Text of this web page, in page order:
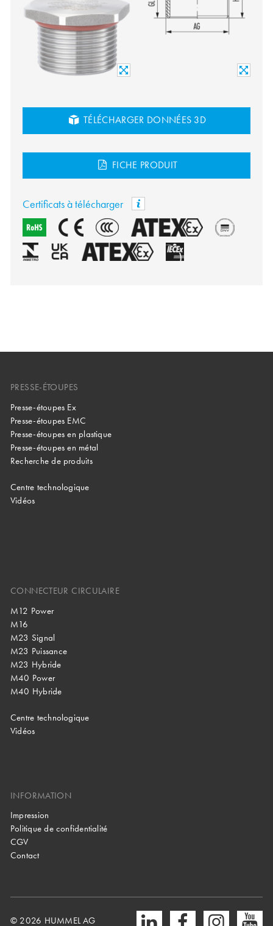
TÉLÉCHARGER DONNÉES 3D
FICHE PRODUIT
Certificats à télécharger
PRESSE-ÉTOUPES
Presse-étoupes Ex
Presse-étoupes EMC
Presse-étoupes en plastique
Presse-étoupes en métal
Recherche de produits
Centre technologique
Vidéos
CONNECTEUR CIRCULAIRE
M12 Power
M16
M23 Signal
M23 Puissance
M23 Hybride
M40 Power
M40 Hybride
Centre technologique
Vidéos
INFORMATION
Impression
Politique de confidentialité
CGV
Contact
© 2026 HUMMEL AG